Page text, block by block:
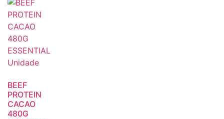
BEEF
PROTEIN
CACAO
480G